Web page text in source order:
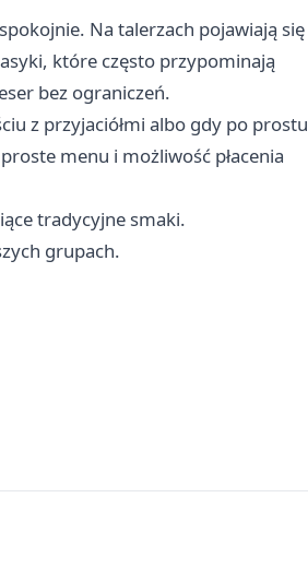
Na talerzach pojawiają się
które często przypominają
bez ograniczeń.
z przyjaciółmi albo gdy po prostu
menu i możliwość płacenia
tradycyjne smaki.
grupach.